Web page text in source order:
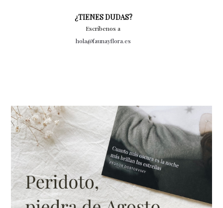
¿TIENES DUDAS?
Escríbenos a
hola@faunayflora.es